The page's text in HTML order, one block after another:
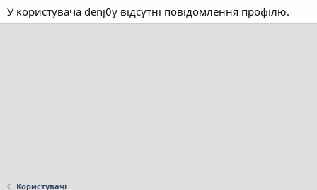
У користувача denj0y відсутні повідомлення профілю.
Користувачі